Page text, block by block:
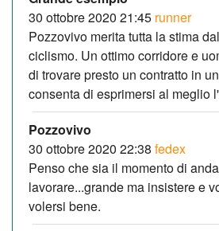
30 ottobre 2020 21:45 runner
Pozzovivo merita tutta la stima
ciclismo. Un ottimo corridore e
di trovare presto un contratto in
consenta di esprimersi al meglio
Pozzovivo
30 ottobre 2020 22:38 fedex
Penso che sia il momento di
lavorare...grande ma insistere e
volersi bene.